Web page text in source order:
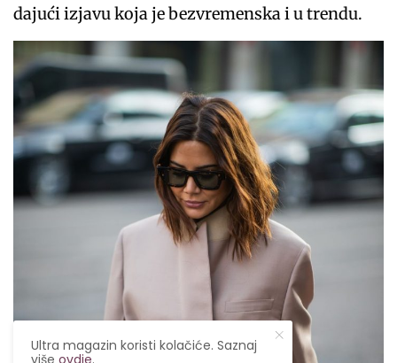
dajući izjavu koja je bezvremenska i u trendu.
Ultra magazin koristi kolačiće. Saznaj
višeovdje.